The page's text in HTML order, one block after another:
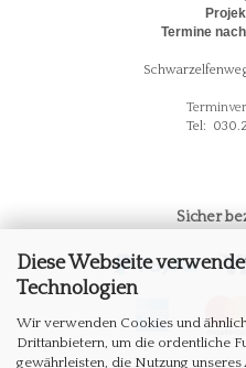
Diese Webseite
Technologien
Wir verwenden Cookies und
Drittanbietern, um die ordentliche
gewährleisten, die Nutzung
Termine
Tel:
Sicher